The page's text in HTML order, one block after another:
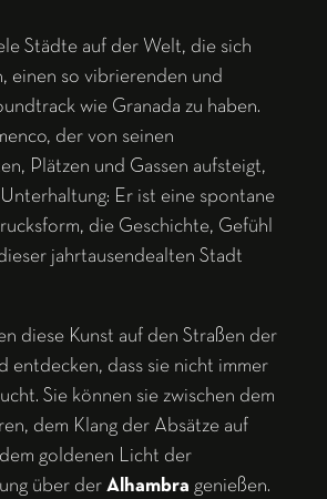
Städte auf der Welt, die sich
einen so vibrierenden und
wie Granada zu haben.
der von seinen
Plätzen und Gassen aufsteigt,
Er ist eine spontane
die Geschichte, Gefühl
jahrtausendealten Stadt
diese Kunst auf den Straßen der
entdecken, dass sie nicht immer
Sie können sie zwischen dem
dem Klang der Absätze auf
goldenen Licht der
über derAlhambra genießen.